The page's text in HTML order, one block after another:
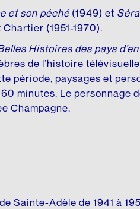
et son péché (1949) et
(1951-1970).
Histoires des pays
de l’histoire
période, paysages et
minutes. Le personnage
Champagne.
Sainte-Adèle de 1941 à